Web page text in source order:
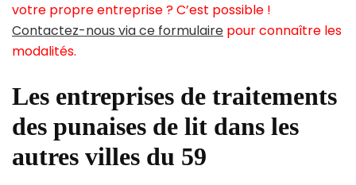
votre propre entreprise ? C’est possible !
Contactez-nous via ce formulaire pour connaître les
modalités.
Les entreprises de traitements
des punaises de lit dans les
autres villes du 59